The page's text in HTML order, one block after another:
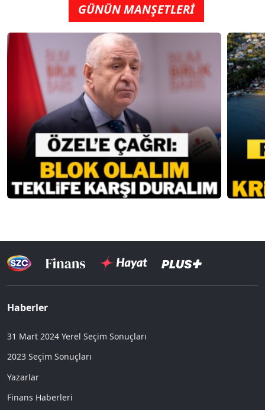
GÜNÜN MANŞETLERİ
Haberler
31 Mart 2024 Yerel Seçim Sonuçları
2023 Seçim Sonuçları
Yazarlar
Finans Haberleri